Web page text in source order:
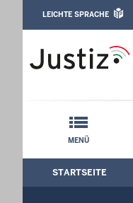
Landgericht
Leichte
LEICHTE SPRACHE
MENÜ
Hauptmenü:
STARTSEITE